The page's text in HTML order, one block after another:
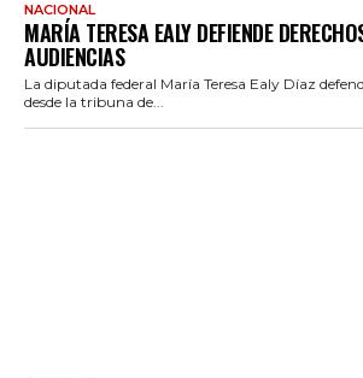
NACIONAL
MARÍA TERESA EALY DEFIENDE
AUDIENCIAS
La diputada federal María Teresa Ealy Díaz
desde la tribuna de...